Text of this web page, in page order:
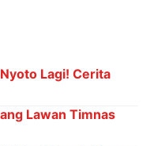
Lagi! Cerita
Lawan Timnas